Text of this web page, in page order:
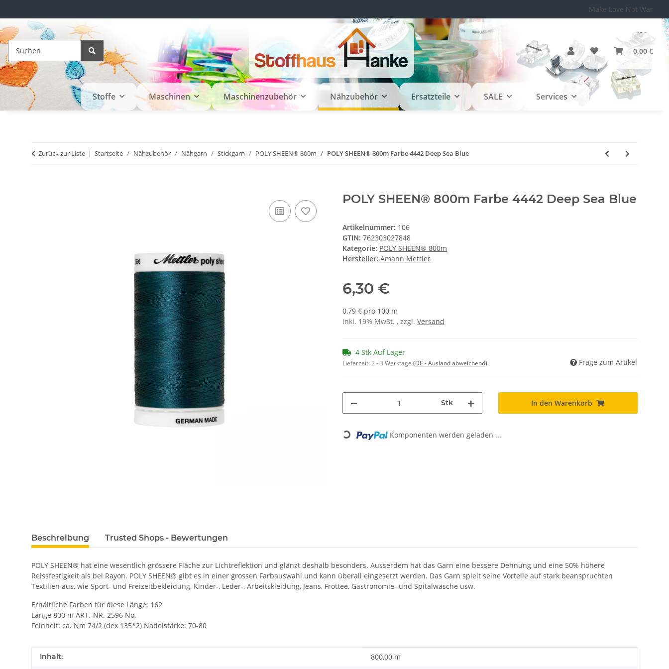
Make Love Not War
0,00 €
Stoffe Maschinen Maschinenzubehör Nähzubehör Ersatzteile SALE Services
Zurück zur Liste Startseite Nähzubehör Nähgarn Stickgarn POLY SHEEN® 800m POLY SHEEN® 800m Farbe 4442 Deep Sea Blue
POLY SHEEN® 800m Farbe 4442 Deep Sea Blue
Artikelnummer: 106
GTIN: 762303027848
Kategorie: POLY SHEEN® 800m
Hersteller: Amann Mettler
6,30 €
0,79 € pro 100 m
inkl. 19% MwSt. , zzgl. Versand
4 Stk Auf Lager
Lieferzeit:2 - 3 Werktage (DE - Ausland abweichend) Frage zum Artikel
Stk In den Warenkorb
Loading... Komponenten werden geladen ...
Beschreibung Trusted Shops - Bewertungen
POLY SHEEN® hat eine wesentlich grössere Fläche zur Lichtreflektion und glänzt deshalb besonders. Ausserdem hat das Garn eine bessere Dehnung und eine 50% höhere
Reissfestigkeit als bei Rayon. POLY SHEEN® gibt es in einer grossen Farbauswahl und kann überall eingesetzt werden. Das Garn spielt seine Vorteile auf stark beanspruchten
Textilien aus, wie Sport- und Freizeitbekleidung, Kinder-, Leder-, Arbeitskleidung, Jeans, Frottee, Gastronomie- und Spitalwäsche usw.
Erhältliche Farben für diese Länge: 162
Länge 800 m ART.-NR. 2596 No.
Feinheit: ca. Nm 74/2 (dex 135*2) Nadelstärke: 70-80
Produkteigenschaft
Wert
Inhalt: 800,00 m